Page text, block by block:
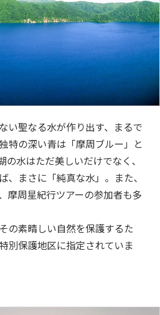
い聖なる水が作り出す、まるで
特の深い青は「摩周ブルー」と
の水はただ美しいだけでなく、
、まさに「純真な水」。また、
摩周星紀行ツアーの参加者も多
の素晴しい自然を保護するた
別保護地区に指定されていま